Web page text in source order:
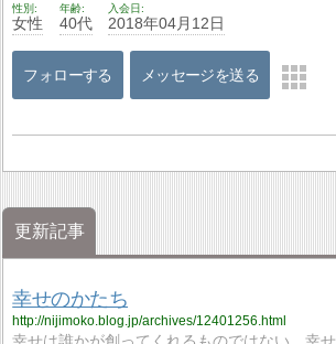
性別
女性
年齢
40代
入会日
2018年04月12日
フォローする メッセージを送る
更新記事
幸せのかたち
http://nijimoko.blog.jp/archives/12401256.html